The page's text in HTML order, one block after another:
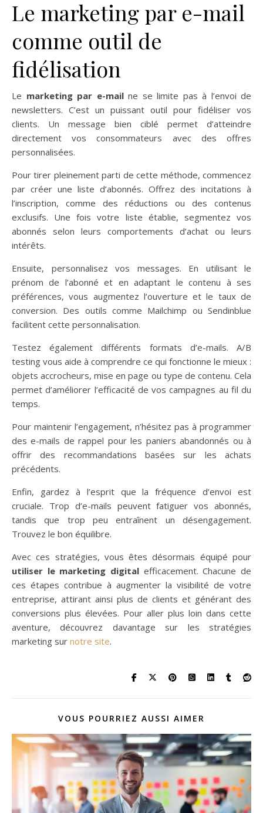
Le marketing par e-mail
comme outil de
fidélisation
Le marketing par e-mailne se limite pas à l’envoi de
newsletters. C’est un puissant outil pour fidéliser vos
clients. Un message bien ciblé permet d’atteindre
directement vos consommateurs avec des offres
personnalisées.
Pour tirer pleinement parti de cette méthode, commencez
par créer une liste d’abonnés. Offrez des incitations à
l’inscription, comme des réductions ou des contenus
exclusifs. Une fois votre liste établie, segmentez vos
abonnés selon leurs comportements d’achat ou leurs
intérêts.
Ensuite, personnalisez vos messages. En utilisant le
prénom de l’abonné et en adaptant le contenu à ses
préférences, vous augmentez l’ouverture et le taux de
conversion. Des outils comme Mailchimp ou Sendinblue
facilitent cette personnalisation.
Testez également différents formats d’e-mails. A/B
testing vous aide à comprendre ce qui fonctionne le mieux :
objets accrocheurs, mise en page ou type de contenu. Cela
permet d’améliorer l’efficacité de vos campagnes au fil du
temps.
Pour maintenir l’engagement, n’hésitez pas à programmer
des e-mails de rappel pour les paniers abandonnés ou à
offrir des recommandations basées sur les achats
précédents.
Enfin, gardez à l’esprit que la fréquence d’envoi est
cruciale. Trop d’e-mails peuvent fatiguer vos abonnés,
tandis que trop peu entraînent un désengagement.
Trouvez le bon équilibre.
Avec ces stratégies, vous êtes désormais équipé pour
utiliser le marketing digital efficacement. Chacune de
ces étapes contribue à augmenter la visibilité de votre
entreprise, attirant ainsi plus de clients et générant des
conversions plus élevées. Pour aller plus loin dans cette
aventure, découvrez davantage sur les stratégies
marketing sur notre site.
VOUS POURRIEZ AUSSI AIMER